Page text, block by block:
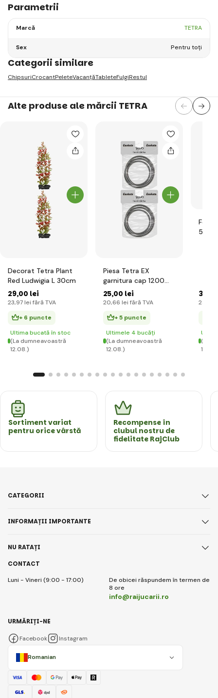
Parametrii
Marcă TETRA
Sex Pentru toți
Categorii similare
ChipsuriCrocantPeleteVacanţăTableteFulgiRestul
Alte produse ale mărcii TETRA
Decorat Tetra Plant
Red Ludwigia L 30cm
29,00 lei
23,97 lei fără TVA
+ 6 puncte
Ultima bucată în stoc
(La dumneavoastră
12.08.)
Piesa Tetra EX
garnitura cap 1200
Plus
25,00 lei
20,66 lei fără TVA
+ 5 puncte
Ultimele 4 bucăți
(La dumneavoastră
12.08.)
Feed
34
28
(La
Sortiment variat
pentru orice vârstă
Recompense în
clubul nostru de
fidelitate RajClub
CONTACT
Luni - Vineri (9:00 - 17:00)
De obicei răspundem în termen de
8 ore
info@raijucarii.ro
CATEGORII
INFORMAȚII IMPORTANTE
NU RATAȚI
Romanian
URMĂRIȚI-NE
Facebook Instagram